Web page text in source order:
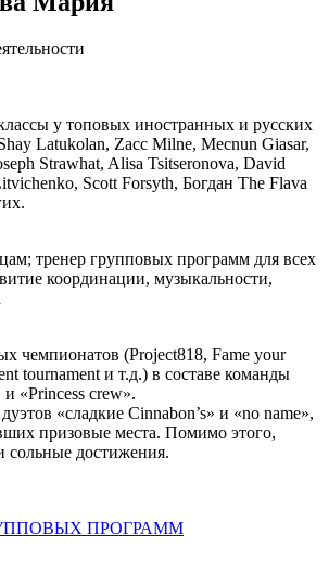
у топовых иностранных и русских
Latukolan, Zacc Milne, Mecnun Giasar,
Strawhat, Alisa Tsitseronova, David
Scott Forsyth, Богдан The Flava
тренер групповых программ для всех
координации, музыкальности,
чемпионатов (Project818, Fame your
tournament и т.д.) в составе команды
«Princess crew».
«сладкие Cinnabon’s» и «no name»,
призовые места. Помимо этого,
сольные достижения.
ПРОГРАММ